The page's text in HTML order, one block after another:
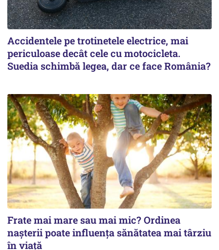
Accidentele pe trotinetele electrice, mai
periculoase decât cele cu motocicleta.
Suedia schimbă legea, dar ce face România?
Frate mai mare sau mai mic? Ordinea
nașterii poate influența sănătatea mai târziu
în viață